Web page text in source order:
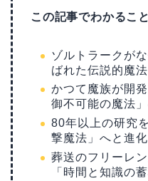
この記事でわかること
ゾルトラークが
ばれた伝説的魔
かつて魔族が開
御不可能の魔法
80年以上の研究
撃魔法」へと進
葬送のフリーレ
「時間と知識の